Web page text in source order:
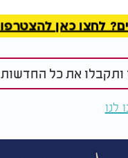
לחצו כאן להצטרפות
ותקבלו את כל
לנו